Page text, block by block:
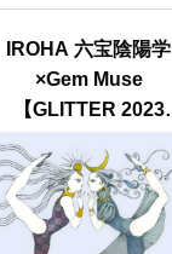
IROHA 六宝陰陽学
×Gem Muse
【GLITTER 2023
SUMMER issue】